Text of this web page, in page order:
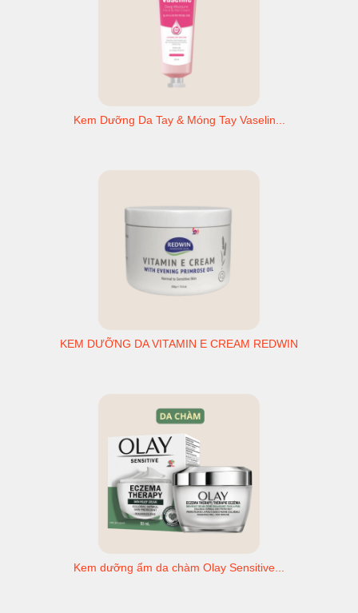
Kem Dưỡng Da Tay & Móng Tay Vaselin...
KEM DƯỠNG DA VITAMIN E CREAM REDWIN
Kem dưỡng ẩm da chàm Olay Sensitive...